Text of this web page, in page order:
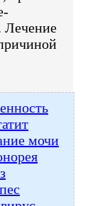
Лечение
мочи